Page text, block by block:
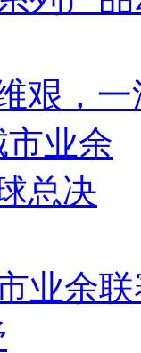
艰，
业余